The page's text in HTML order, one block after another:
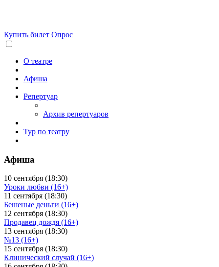
Купить билет Опрос
О театре
Афиша
Репертуар
Архив репертуаров
Тур по театру
Афиша
10 сентября (18:30)
Уроки любви (16+)
11 сентября (18:30)
Бешеные деньги (16+)
12 сентября (18:30)
Продавец дождя (16+)
13 сентября (18:30)
№13 (16+)
15 сентября (18:30)
Клинический случай (16+)